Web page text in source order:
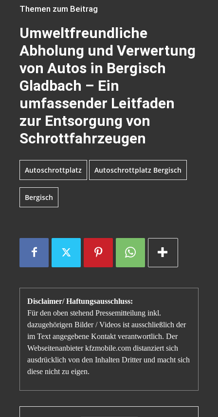
Themen zum Beitrag
Umweltfreundliche
Abholung und Verwertung
von Autos in Bergisch
Gladbach – Ein
umfassender Leitfaden
zur Entsorgung von
Schrottfahrzeugen
Autoschrottplatz Autoschrottplatz Bergisch
Bergisch
Disclaimer/ Haftungsausschluss:
Für den oben stehend Pressemitteilung inkl.
dazugehörigen Bilder / Videos ist ausschließlich der
im Text angegebene Kontakt verantwortlich. Der
Webseitenanbieter kfzmobile.com distanziert sich
ausdrücklich von den Inhalten Dritter und macht sich
diese nicht zu eigen.